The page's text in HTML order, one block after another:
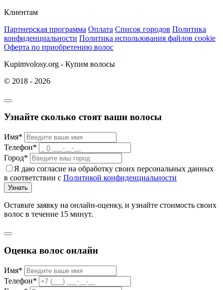
Клиентам
Партнерская программа Оплата Список городов Политика
конфиденциальности Политика использования файлов cookie
Оферта по приобретению волос
Kupimvolosy.org - Купим волосы
© 2018 - 2026
Узнайте сколько стоят ваши волосы
Имя*
Телефон*
Город*
Я даю согласие на обработку своих персональных данных
в соответствии с Политикой конфиденциальности
Узнать
Оставьте заявку на онлайн-оценку, и узнайте стоимость своих
волос в течение 15 минут.
Оценка волос онлайн
Имя*
Телефон*